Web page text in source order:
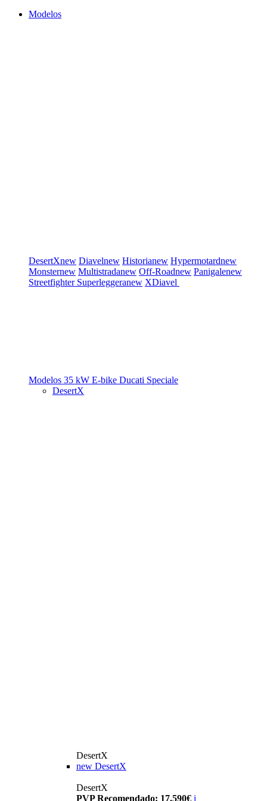
Modelos
DesertXnew Diavelnew Historianew Hypermotardnew
Monsternew Multistradanew Off-Roadnew Panigalenew
Streetfighter Superleggeranew XDiavel
Modelos 35 kW E-bike Ducati Speciale
DesertX
DesertX
new DesertX
DesertX
PVP Recomendado: 17.590€ i